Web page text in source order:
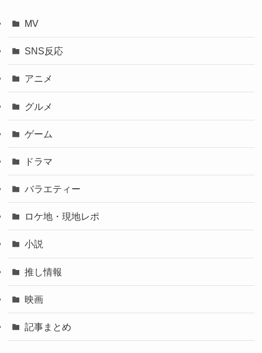
MV
SNS反応
アニメ
グルメ
ゲーム
ドラマ
バラエティー
ロケ地・現地レポ
小説
推し情報
映画
記事まとめ